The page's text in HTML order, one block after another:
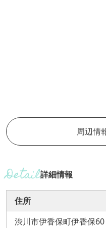
周辺情
詳細情報
住所
渋川市伊香保町伊香保60